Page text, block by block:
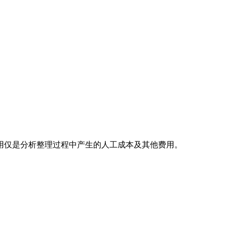
是分析整理过程中产生的人工成本及其他费用。